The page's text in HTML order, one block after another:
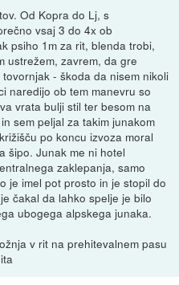
Od Kopra do Lj, s
vsaj 3 do 4x ob
psiho 1m za rit, blenda trobi,
ustrežem, zavrem, da gre
- škoda da nisem nikoli
naredijo ob tem manevru so
vrata bulji stil ter besom na
sem peljal za takim junakom
po koncu izvoza moral
šipo. Junak me ni hotel
zaklepanja, samo
je imel pot prosto in je stopil do
čakal da lahko spelje je bilo
ubogega alpskega junaka.
v rit na prehitevalnem pasu